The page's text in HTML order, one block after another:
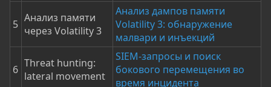
5 Анализ памяти
через Volatility 3
Анализ дампов памяти
Volatility 3: обнаружение
малвари и инъекций
6 Threat hunting:
lateral movement
SIEM-запросы и поиск
бокового перемещения во
время инцидента